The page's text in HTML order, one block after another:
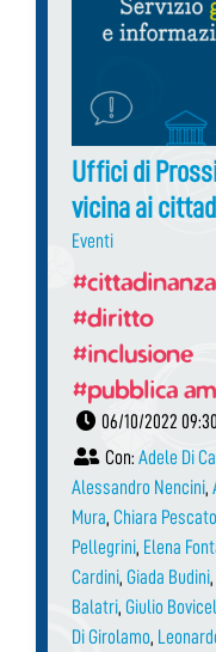
Uffici di
vicina ai
Eventi
#diritto
#inclusione
#pubblica
06/10/2022 09:30
Con: Adele Di
Alessandro Nencini,
Mura, Chiara
Pellegrini, Elena
Cardini, Giada Budini,
Balatri, Giulio
Di Girolamo,